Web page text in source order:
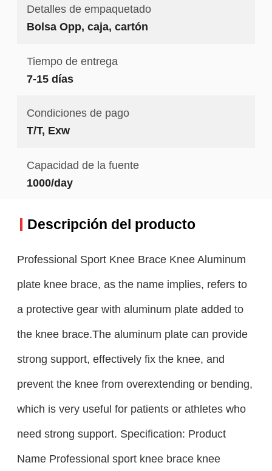
Detalles de empaquetado
Bolsa Opp, caja, cartón
Tiempo de entrega
7-15 días
Condiciones de pago
T/T, Exw
Capacidad de la fuente
1000/day
Descripción del producto
Professional Sport Knee Brace Knee Aluminum
plate knee brace, as the name implies, refers to
a protective gear with aluminum plate added to
the knee brace.The aluminum plate can provide
strong support, effectively fix the knee, and
prevent the knee from overextending or bending,
which is very useful for patients or athletes who
need strong support. Specification: Product
Name Professional sport knee brace knee